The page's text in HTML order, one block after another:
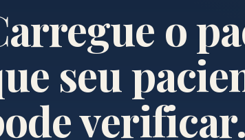
o
seu
verificar.